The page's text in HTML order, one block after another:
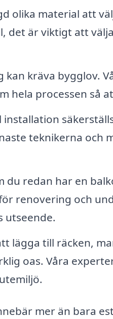
olika material att
det är viktigt att
kan kräva bygglov.
hela processen så
installation
teknikerna
du redan har en
renovering och
utseende.
lägga till räcken,
oas. Våra
mer än bara